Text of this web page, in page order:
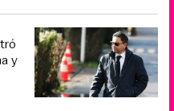
y